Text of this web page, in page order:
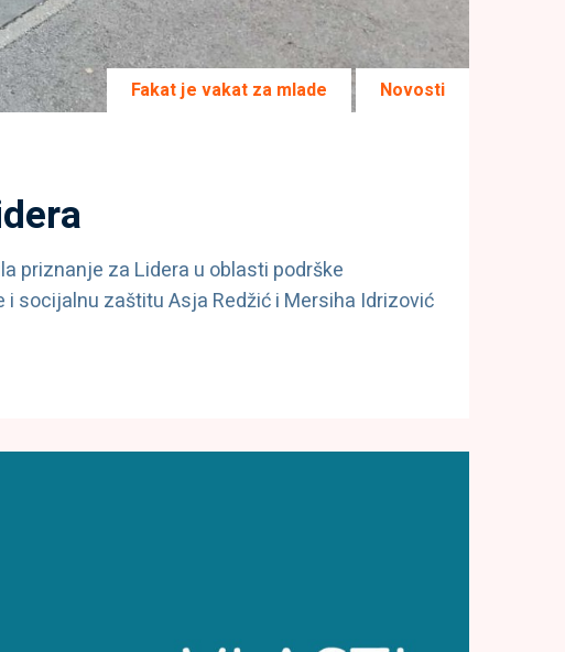
Fakat je vakat za mlade Novosti
priznanje za Lidera u oblasti podrške
socijalnu zaštitu Asja Redžić i Mersiha Idrizović